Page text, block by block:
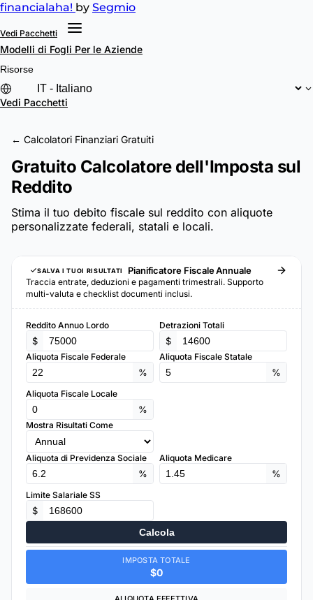
financialaha! by Segmio
Vedi Pacchetti
Modelli di Fogli Per le Aziende
Risorse
Vedi Pacchetti
← Calcolatori Finanziari Gratuiti
Gratuito Calcolatore dell'Imposta sul
Reddito
Stima il tuo debito fiscale sul reddito con aliquote
personalizzate federali, statali e locali.
SALVA I TUOI RISULTATI Pianificatore Fiscale Annuale
Traccia entrate, deduzioni e pagamenti trimestrali. Supporto
multi-valuta e checklist documenti inclusi.
Reddito Annuo Lordo
$
Detrazioni Totali
$
Aliquota Fiscale Federale
%
Aliquota Fiscale Statale
%
Aliquota Fiscale Locale
%
Mostra Risultati Come
Aliquota di Previdenza Sociale
%
Aliquota Medicare
%
Limite Salariale SS
$
Calcola
IMPOSTA TOTALE
$0